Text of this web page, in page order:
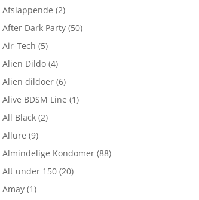
Afslappende (2)
After Dark Party (50)
Air-Tech (5)
Alien Dildo (4)
Alien dildoer (6)
Alive BDSM Line (1)
All Black (2)
Allure (9)
Almindelige Kondomer (88)
Alt under 150 (20)
Amay (1)